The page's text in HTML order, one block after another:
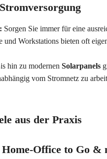
Sorgen Sie immer für eine
Workstations bieten oft
hin zu modernen Solarpanels
vom Stromnetz zu
aus der Praxis
Office to Go &